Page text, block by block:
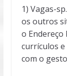
1) Vagas-
os outros
o
currículos
com o